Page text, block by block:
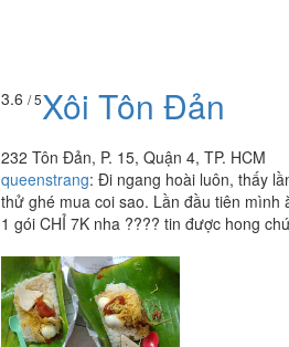
3.6 / 5Xôi Tôn Đản
232 Tôn Đản, P. 15, Quận 4, TP. HCM
queenstrang: Đi ngang hoài luôn, thấy
thử ghé mua coi sao. Lần đầu tiên mình
1 gói CHỈ 7K nha ???? tin được hong